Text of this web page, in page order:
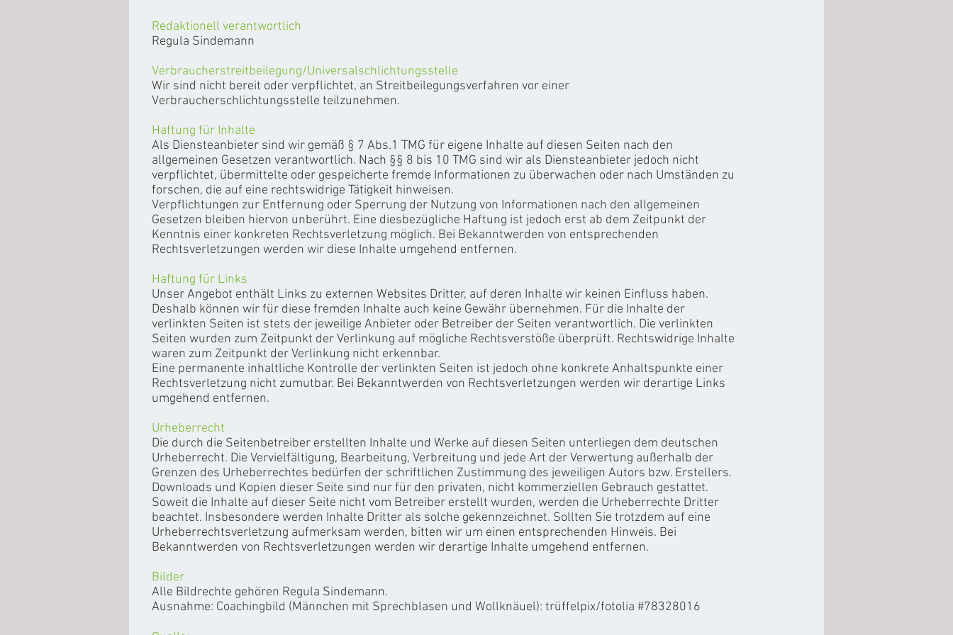
Redaktionell verantwortlich
Regula Sindemann
Verbraucherstreitbeilegung/Universalschlichtungsstelle
Wir sind nicht bereit oder verpflichtet, an Streitbeilegungsverfahren vor einer
Verbraucherschlichtungsstelle teilzunehmen.
Haftung für Inhalte
Als Diensteanbieter sind wir gemäß § 7 Abs.1 TMG für eigene Inhalte auf diesen Seiten nach den
allgemeinen Gesetzen verantwortlich. Nach §§ 8 bis 10 TMG sind wir als Diensteanbieter jedoch nicht
verpflichtet, übermittelte oder gespeicherte fremde Informationen zu überwachen oder nach Umständen zu
forschen, die auf eine rechtswidrige Tätigkeit hinweisen.
Verpflichtungen zur Entfernung oder Sperrung der Nutzung von Informationen nach den allgemeinen
Gesetzen bleiben hiervon unberührt. Eine diesbezügliche Haftung ist jedoch erst ab dem Zeitpunkt der
Kenntnis einer konkreten Rechtsverletzung möglich. Bei Bekanntwerden von entsprechenden
Rechtsverletzungen werden wir diese Inhalte umgehend entfernen.
Haftung für Links
Unser Angebot enthält Links zu externen Websites Dritter, auf deren Inhalte wir keinen Einfluss haben.
Deshalb können wir für diese fremden Inhalte auch keine Gewähr übernehmen. Für die Inhalte der
verlinkten Seiten ist stets der jeweilige Anbieter oder Betreiber der Seiten verantwortlich. Die verlinkten
Seiten wurden zum Zeitpunkt der Verlinkung auf mögliche Rechtsverstöße überprüft. Rechtswidrige Inhalte
waren zum Zeitpunkt der Verlinkung nicht erkennbar.
Eine permanente inhaltliche Kontrolle der verlinkten Seiten ist jedoch ohne konkrete Anhaltspunkte einer
Rechtsverletzung nicht zumutbar. Bei Bekanntwerden von Rechtsverletzungen werden wir derartige Links
umgehend entfernen.
Urheberrecht
Die durch die Seitenbetreiber erstellten Inhalte und Werke auf diesen Seiten unterliegen dem deutschen
Urheberrecht. Die Vervielfältigung, Bearbeitung, Verbreitung und jede Art der Verwertung außerhalb der
Grenzen des Urheberrechtes bedürfen der schriftlichen Zustimmung des jeweiligen Autors bzw. Erstellers.
Downloads und Kopien dieser Seite sind nur für den privaten, nicht kommerziellen Gebrauch gestattet.
Soweit die Inhalte auf dieser Seite nicht vom Betreiber erstellt wurden, werden die Urheberrechte Dritter
beachtet. Insbesondere werden Inhalte Dritter als solche gekennzeichnet. Sollten Sie trotzdem auf eine
Urheberrechtsverletzung aufmerksam werden, bitten wir um einen entsprechenden Hinweis. Bei
Bekanntwerden von Rechtsverletzungen werden wir derartige Inhalte umgehend entfernen.
Bilder
Alle Bildrechte gehören Regula Sindemann.
Ausnahme: Coachingbild (Männchen mit Sprechblasen und Wollknäuel): trüffelpix/fotolia #78328016